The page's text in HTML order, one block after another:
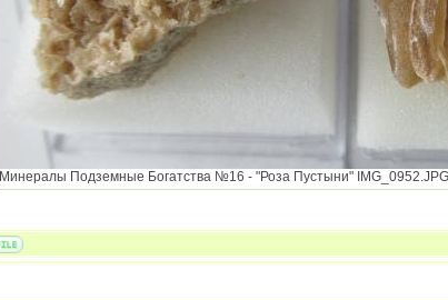
Минералы Подземные Богатства №16 - "Роза Пустыни"